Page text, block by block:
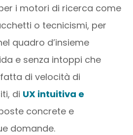
i motori di ricerca come
o tecnicismi, per
quadro d’insieme
e senza intoppi che
di velocità di
di UX intuitiva e
concrete e
domande.